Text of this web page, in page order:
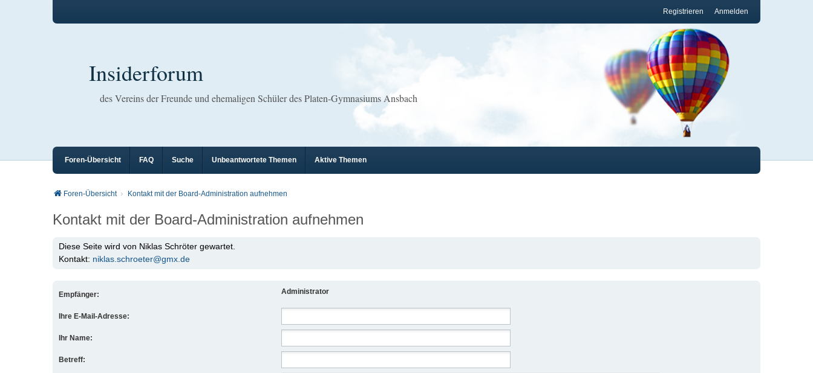
Anmelden
Registrieren
Insiderforum
des Vereins der Freunde und ehemaligen Schüler des Platen-Gymnasiums Ansbach
Foren-Übersicht FAQ Suche Unbeantwortete Themen Aktive Themen
Foren-Übersicht Kontakt mit der Board-Administration aufnehmen
Kontakt mit der Board-Administration aufnehmen
Diese Seite wird von Niklas Schröter gewartet.
Kontakt: niklas.schroeter@gmx.de
Empfänger: Administrator
Ihre E-Mail-Adresse:
Ihr Name:
Betreff: